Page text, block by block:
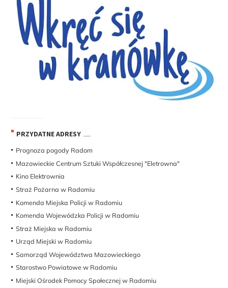
PRZYDATNE ADRESY
Prognoza pogody Radom
Mazowieckie Centrum Sztuki Współczesnej "Eletrowna"
Kino Elektrownia
Straż Pożarna w Radomiu
Komenda Miejska Policji w Radomiu
Komenda Wojewódzka Policji w Radomiu
Straż Miejska w Radomiu
Urząd Miejski w Radomiu
Samorząd Województwa Mazowieckiego
Starostwo Powiatowe w Radomiu
Miejski Ośrodek Pomocy Społecznej w Radomiu